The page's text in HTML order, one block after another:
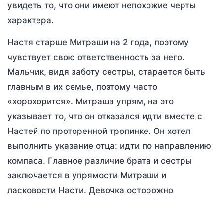
увидеть то, что они имеют непохожие черты
характера.
Настя старше Митраши на 2 года, поэтому
чувствует свою ответственность за него.
Мальчик, видя заботу сестры, старается быть
главным в их семье, поэтому часто
«хорохорится». Митраша упрям, на это
указывает то, что он отказался идти вместе с
Настей по проторенной тропинке. Он хотел
выполнить указание отца: идти по направлению
компаса. Главное различие брата и сестры
заключается в упрямости Митраши и
ласковости Насти. Девочка осторожно